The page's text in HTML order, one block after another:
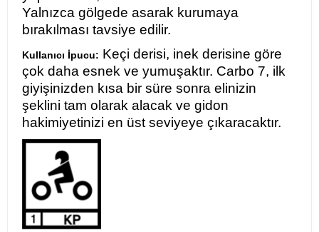
Yalnızca gölgede asarak kurumaya
bırakılması tavsiye edilir.
Kullanıcı İpucu: Keçi derisi, inek derisine göre
çok daha esnek ve yumuşaktır. Carbo 7, ilk
giyişinizden kısa bir süre sonra elinizin
şeklini tam olarak alacak ve gidon
hakimiyetinizi en üst seviyeye çıkaracaktır.